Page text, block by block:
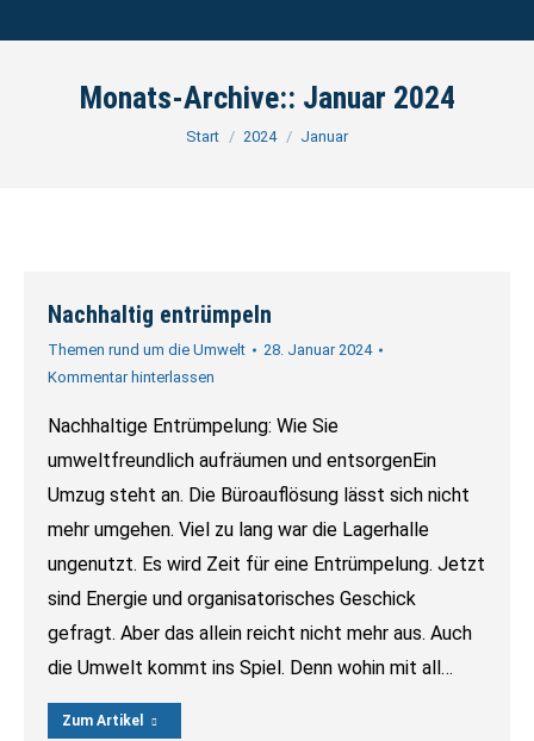
Monats-Archive:: Januar 2024
Sie befinden sich hier:
Start 2024 Januar
Nachhaltig entrümpeln
Themen rund um die Umwelt
28. Januar 2024
Kommentar hinterlassen
Nachhaltige Entrümpelung: Wie Sie
umweltfreundlich aufräumen und entsorgenEin
Umzug steht an. Die Büroauflösung lässt sich nicht
mehr umgehen. Viel zu lang war die Lagerhalle
ungenutzt. Es wird Zeit für eine Entrümpelung. Jetzt
sind Energie und organisatorisches Geschick
gefragt. Aber das allein reicht nicht mehr aus. Auch
die Umwelt kommt ins Spiel. Denn wohin mit all…
Zum Artikel